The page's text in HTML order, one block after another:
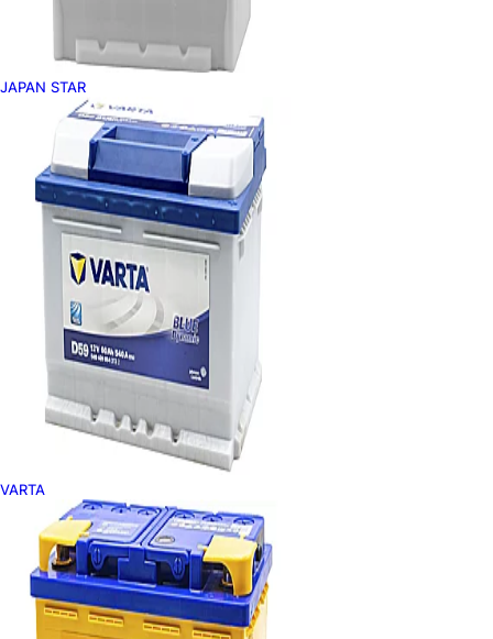
JAPAN STAR
VARTA